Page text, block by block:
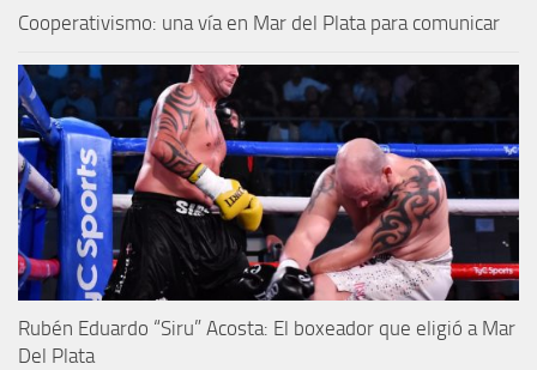
Cooperativismo: una vía en Mar del Plata para comunicar
Rubén Eduardo “Siru” Acosta: El boxeador que eligió a Mar
Del Plata